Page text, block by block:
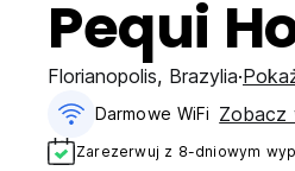
Pequi
Florianopolis, Brazylia
Darmowe WiFi Zobacz
Zarezerwuj z 8-dniowym